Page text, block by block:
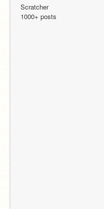
Scratcher
1000+ posts